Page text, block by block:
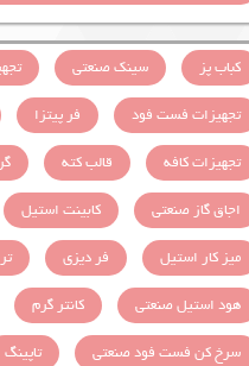
کباب پز سینک صنعتی
تجهیزات فست فود
فر پیتزا
تجهیزات کافه
قالب کته
اجاق گاز صنعتی
کابینت استیل
میز کار استیل
فر دیزی
هود استیل صنعتی
کانتر گرم
سرخ کن فست فود صنعتی
تاپینگ